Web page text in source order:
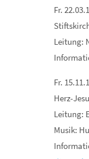
Fr.
Leitung:
Fr.
Herz-
Leitung:
Musik: